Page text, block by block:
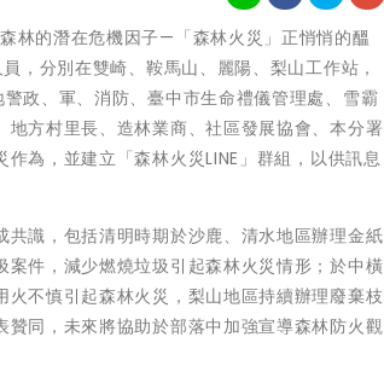
林的潛在危機因子—「森林火災」正悄悄的醞
，分別在雙崎、鞍馬山、麗陽、梨山工作站，
政、軍、消防、臺中市生命禮儀管理處、雪霸
方村里長、造林業商、社區發展協會、本分署
為，並建立「森林火災LINE」群組，以供訊息
識，包括清明時期於沙鹿、清水地區辦理金紙
件，減少燃燒垃圾引起森林火災情形；於中橫
不慎引起森林火災，梨山地區持續辦理廢棄枝
同，未來將協助於部落中加強宣導森林防火觀